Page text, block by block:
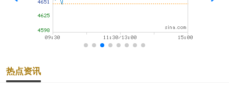
热点资讯